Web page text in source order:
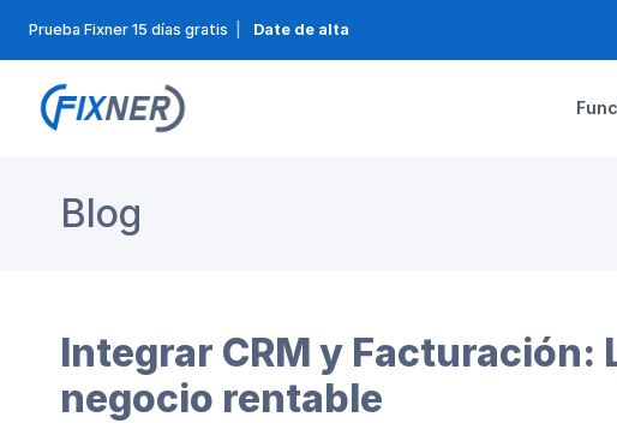
Prueba Fixner 15 días gratis Date de alta
Blog
Integrar CRM y Facturación:
negocio rentable